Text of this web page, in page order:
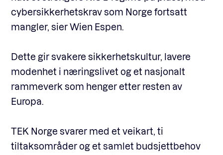
cybersikkerhetskrav som Norge fortsatt
mangler, sier Wien Espen.
Dette gir svakere sikkerhetskultur, lavere
modenhet i næringslivet og et nasjonalt
rammeverk som henger etter resten av
Europa.
TEK Norge svarer med et veikart, ti
tiltaksområder og et samlet budsjettbehov